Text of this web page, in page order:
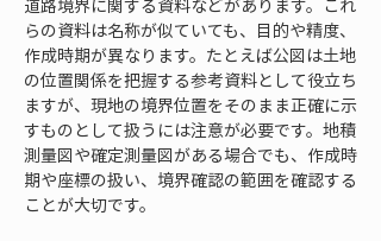
道路境界に関する資料などがあります。これ
らの資料は名称が似ていても、目的や精度、
作成時期が異なります。たとえば公図は土地
の位置関係を把握する参考資料として役立ち
ますが、現地の境界位置をそのまま正確に示
すものとして扱うには注意が必要です。地積
測量図や確定測量図がある場合でも、作成時
期や座標の扱い、境界確認の範囲を確認する
ことが大切です。